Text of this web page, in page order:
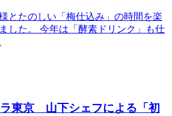
とたのしい「梅仕込み」の時間を楽
した。 今年は「酵素ドリンク」も仕
東京 山下シェフによる「初